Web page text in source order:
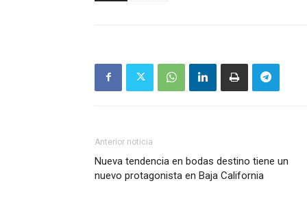
Anterior noticia
Nueva tendencia en bodas destino tiene un
nuevo protagonista en Baja California